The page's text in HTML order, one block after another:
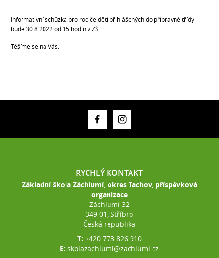
Informativní schůzka pro rodiče dětí přihlášených do přípravné třídy
bude 30.8.2022 od 15 hodin v ZŠ.
Těšíme se na Vás.
RYCHLÝ KONTAKT
Základní škola Záchlumí, okres Tachov, příspěvková
organizace
Záchlumí 32
349 01, Stříbro
Česká republika
T: +420 773 826 910
E:skolazachlumi@zachlumi.cz